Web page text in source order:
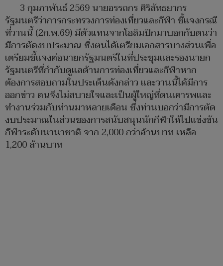
3 กุมภาพันธ์ 2569 นายอรรถกร ศิริลัทธยากร
รัฐมนตรีว่าการกระทรวงการท่องเที่ยวและกีฬา ชี้แจงกรณี
ที่วานนี้ (2ก.พ.69) มีตัวแทนจากโอลิมปิกมาบอกกับตนว่า
มีการตัดงบประมาณ ซึ่งตนได้เตรียมเอกสารบางส่วนเพื่อ
เตรียมชี้แจงต่อนายกรัฐมนตรีในที่ประชุมและรองนายก
รัฐมนตรีที่กำกับดูแลด้านการท่องเที่ยวและกีฬาหาก
ต้องการสอบถามในประเด็นดังกล่าว และวานนี้ได้มีการ
ออกข่าว ตนจึงไม่สบายใจและเป็นผู้ใหญ่ที่ตนเคารพและ
ทำงานร่วมกับท่านมาหลายเดือน ซึ่งท่านบอกว่ามีการตัด
งบประมาณในส่วนของการสนับสนุนนักกีฬาให้ไปแข่งขัน
กีฬาระดับนานาชาติ จาก 2,000 กว่าล้านบาท เหลือ
1,200 ล้านบาท